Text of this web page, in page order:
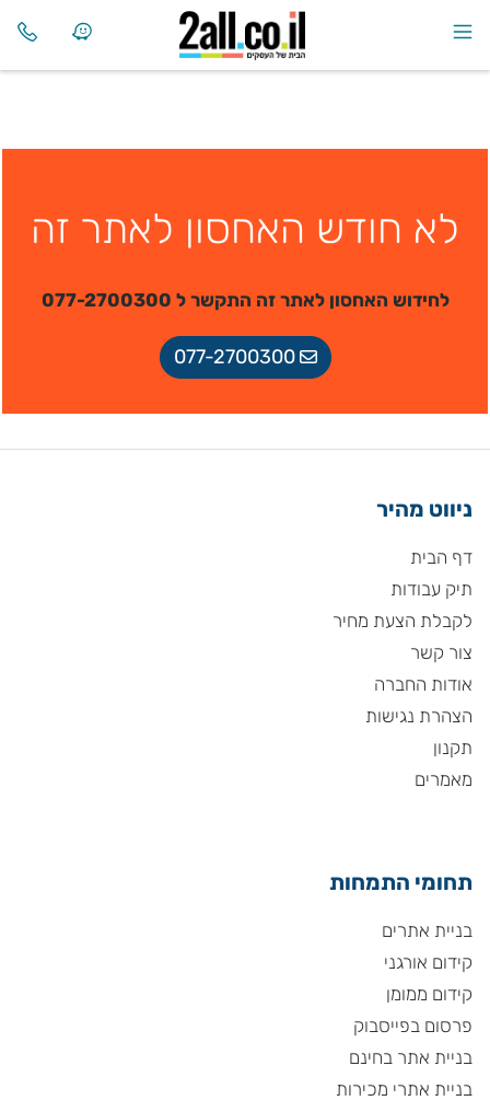
לא חודש האחסון לאתר זה
לחידוש האחסון לאתר זה התקשר ל 077-2700300
077-2700300
ניווט מהיר
דף הבית
תיק עבודות
לקבלת הצעת מחיר
צור קשר
אודות החברה
הצהרת נגישות
תקנון
מאמרים
תחומי התמחות
בניית אתרים
קידום אורגני
קידום ממומן
פרסום בפייסבוק
בניית אתר בחינם
בניית אתרי מכירות